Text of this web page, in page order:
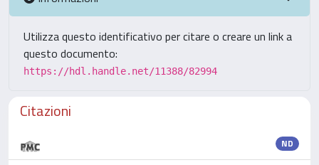
Utilizza questo identificativo per citare o creare un link a
questo documento:
https://hdl.handle.net/11388/82994
Citazioni
ND